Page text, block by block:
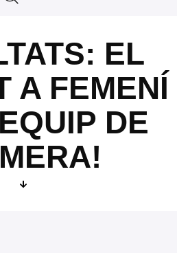
EL
A FEMENÍ
DE